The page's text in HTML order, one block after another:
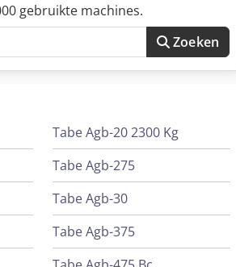
gebruikte machines.
Zoeken
Tabe Agb-20 2300 Kg
Tabe Agb-275
Tabe Agb-30
Tabe Agb-375